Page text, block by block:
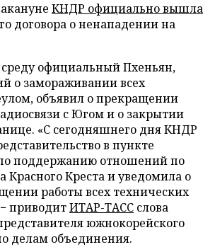
КНДР официально вышла
договора о ненападении на
среду официальный Пхеньян,
о замораживании всех
объявил о прекращении
с Югом и о закрытии
«С сегодняшнего дня КНДР
в пункте
поддержанию отношений по
Красного Креста и уведомила о
работы всех технических
− приводитИТАР-ТАСС слова
южнокорейского
делам объединения.